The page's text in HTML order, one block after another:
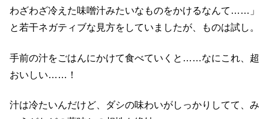
わざわざ冷えた味噌汁みたいなものをかけるなんて……」
と若干ネガティブな見方をしていましたが、ものは試し。
手前の汁をごはんにかけて食べていくと……なにこれ、超
おいしい……！
汁は冷たいんだけど、ダシの味わいがしっかりしてて、み